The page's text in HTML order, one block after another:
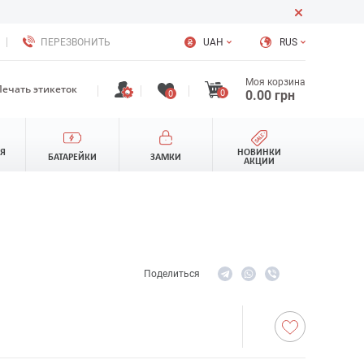
ПЕРЕЗВОНИТЬ UAH RUS
0 0
Моя корзина
0.00 грн
этикеток
БАТАРЕЙКИ ЗАМКИ
НОВИНКИ
АКЦИИ
Поделиться